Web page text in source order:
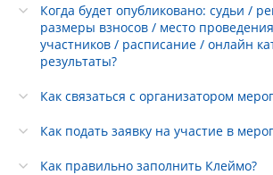
Когда будет опубликовано: судьи /
размеры взносов / место
участников / расписание / онлайн
результаты?
Как связаться с организатором
Как подать заявку на участие в
Как правильно заполнить Клеймо?